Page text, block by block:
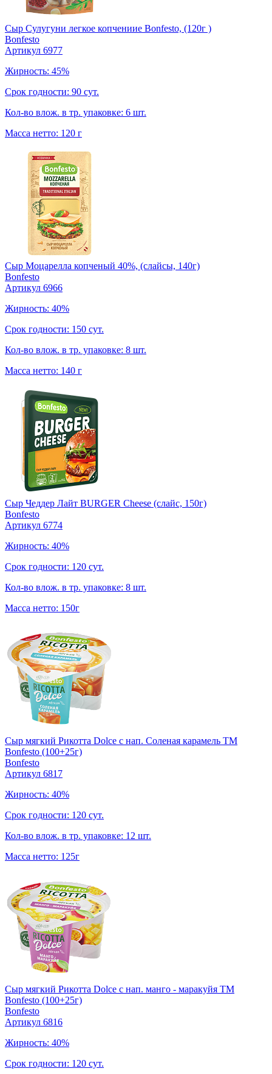
Сыр Сулугуни легкое копчениие Bonfesto, (120г )
Bonfesto
Артикул 6977
Жирность: 45%
Срок годности: 90 сут.
Кол-во влож. в тр. упаковке: 6 шт.
Масса нетто: 120 г
Сыр Моцарелла копченый 40%, (слайсы, 140г)
Bonfesto
Артикул 6966
Жирность: 40%
Срок годности: 150 сут.
Кол-во влож. в тр. упаковке: 8 шт.
Масса нетто: 140 г
Сыр Чеддер Лайт BURGER Cheese (слайс, 150г)
Bonfesto
Артикул 6774
Жирность: 40%
Срок годности: 120 сут.
Кол-во влож. в тр. упаковке: 8 шт.
Масса нетто: 150г
Сыр мягкий Рикотта Dolce с нап. Соленая карамель TM
Bonfesto (100+25г)
Bonfesto
Артикул 6817
Жирность: 40%
Срок годности: 120 сут.
Кол-во влож. в тр. упаковке: 12 шт.
Масса нетто: 125г
Сыр мягкий Рикотта Dolce с нап. манго - маракуйя TM
Bonfesto (100+25г)
Bonfesto
Артикул 6816
Жирность: 40%
Срок годности: 120 сут.